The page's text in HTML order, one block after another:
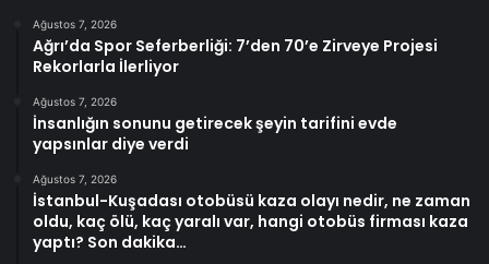
Ağustos 7, 2026
Ağrı’da Spor Seferberliği: 7’den 70’e Zirveye Projesi
Rekorlarla İlerliyor
Ağustos 7, 2026
İnsanlığın sonunu getirecek şeyin tarifini evde
yapsınlar diye verdi
Ağustos 7, 2026
İstanbul-Kuşadası otobüsü kaza olayı nedir, ne zaman
oldu, kaç ölü, kaç yaralı var, hangi otobüs firması kaza
yaptı? Son dakika…